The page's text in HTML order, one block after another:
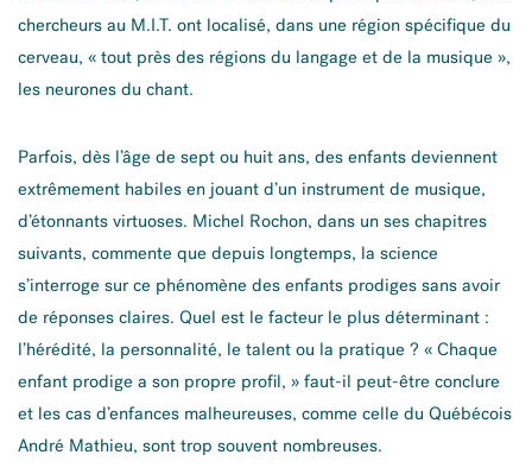
chercheurs au M.I.T. ont localisé, dans une région spécifique du
cerveau, « tout près des régions du langage et de la musique »,
les neurones du chant.
Parfois, dès l’âge de sept ou huit ans, des enfants deviennent
extrêmement habiles en jouant d’un instrument de musique,
d’étonnants virtuoses. Michel Rochon, dans un ses chapitres
suivants, commente que depuis longtemps, la science
s’interroge sur ce phénomène des enfants prodiges sans avoir
de réponses claires. Quel est le facteur le plus déterminant :
l’hérédité, la personnalité, le talent ou la pratique ? « Chaque
enfant prodige a son propre profil, » faut-il peut-être conclure
et les cas d’enfances malheureuses, comme celle du Québécois
André Mathieu, sont trop souvent nombreuses.